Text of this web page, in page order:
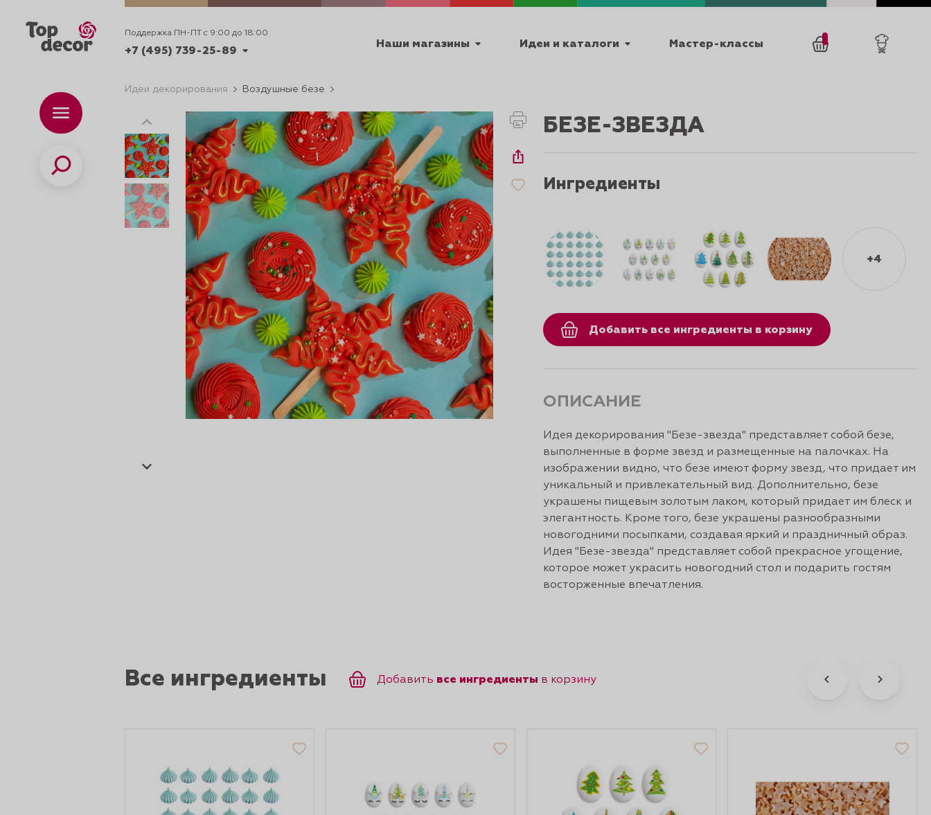
Поддержка ПН-ПТ с 9:00 до 18:00
+7 (495) 739-25-89
+7 (495) 739-62-70
+7 (495) 739-25-89
Время работы
ПН-ПТ с 9:00 до 18:00
Наши магазины Идеи и каталоги
ИДЕИ
ДЕКОРИРОВАНИЯ
ТЕХНИЧЕСКИЕ
УРОКИ ПАСХА 2025 КАТАЛОГИ
Мастер-классы
Каталог
Поиск
Идеи декорирования Воздушные безе
БЕЗЕ-ЗВЕЗДА
Ингредиенты
+4
Добавить все ингредиенты в корзину
ОПИСАНИЕ
Идея декорирования "Безе-звезда" представляет собой безе,
выполненные в форме звезд и размещенные на палочках. На
изображении видно, что безе имеют форму звезд, что придает им
уникальный и привлекательный вид. Дополнительно, безе
украшены пищевым золотым лаком, который придает им блеск и
элегантность. Кроме того, безе украшены разнообразными
новогодними посыпками, создавая яркий и праздничный образ.
Идея "Безе-звезда" представляет собой прекрасное угощение,
которое может украсить новогодний стол и подарить гостям
восторженные впечатления.
Все ингредиенты Добавить все ингредиенты в корзину